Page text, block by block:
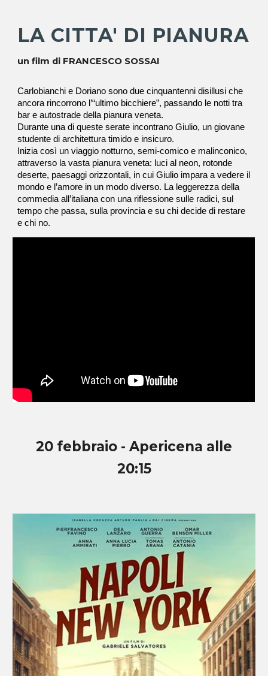
LA CITTA' DI PIANURA
un film di FRANCESCO SOSSAI
Carlobianchi e Doriano sono due cinquantenni disillusi che
ancora rincorrono l’“ultimo bicchiere”, passando le notti tra
bar e autostrade della pianura veneta.
Durante una di queste serate incontrano Giulio, un giovane
studente di architettura timido e insicuro.
Inizia così un viaggio notturno, semi-comico e malinconico,
attraverso la vasta pianura veneta: luci al neon, rotonde
deserte, paesaggi orizzontali, in cui Giulio impara a vedere il
mondo e l’amore in un modo diverso. La leggerezza della
commedia all’italiana con una riflessione sulle radici, sul
tempo che passa, sulla provincia e su chi decide di restare
e chi no.
20 febbraio - Apericena alle
20:15